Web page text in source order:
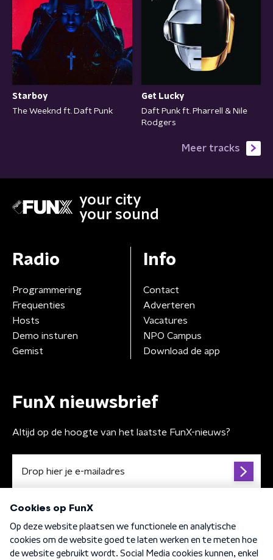
Starboy
The Weeknd ft. Daft Punk
Get Lucky
Daft Punk ft. Pharrell & Nile
Rodgers
Meer tracks
your city
your sound
Radio
Programmering
Frequenties
Hosts
Demo insturen
Gemist
Info
Contact
Adverteren
Vacatures
NPO Campus
Download de app
FunX nieuwsbrief
Altijd op de hoogte van het laatste FunX-nieuws?